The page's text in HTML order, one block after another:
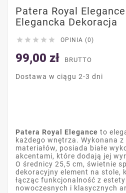
Patera Royal
Elegancka Dekoracja
     OPINIA (0)
99,00 zł BRUTTO
Dostawa w ciągu 2-3 dni
Patera Royal Elegance to
każdego wnętrza. Wykonana
materiałów, posiada białe
akcentami, które dodają jej
O średnicy 25,5 cm, świetnie
dekoracyjny element na stole,
łącząc funkcjonalność z
nowoczesnych i klasycznych